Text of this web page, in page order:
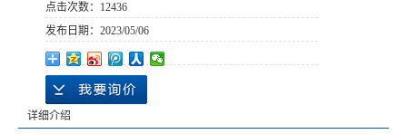
点击次数： 12436
发布日期： 2023/05/06
详细介绍